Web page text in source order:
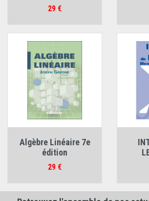
Prix
29 €
Algèbre Linéaire 7e
édition
Prix
29 €